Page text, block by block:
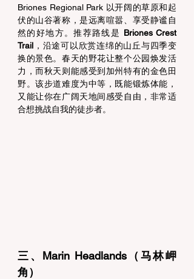
Briones Regional Park 以开阔的草原和起
伏的山谷著称，是远离喧嚣、享受静谧自
然的好地方。推荐路线是 Briones Crest
Trail ，沿途可以欣赏连绵的山丘与四季变
换的景色。春天的野花让整个公园焕发活
力，而秋天则能感受到加州特有的金色田
野。该步道难度为中等，既能锻炼体能，
又能让你在广阔天地间感受自由，非常适
合想挑战自我的徒步者。
三、Marin Headlands（马林岬
角）